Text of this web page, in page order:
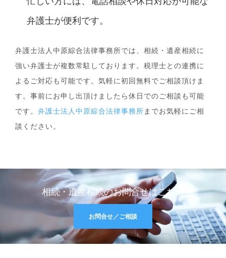
弁護士が便利です。
弁護士法人中原綜合法律事務所では、相続・遺産相続に
強い弁護士が複数常駐しております。税理士との連携に
よるご対応も可能です。気軽に初回無料でご相談頂けま
す。事前にお申し出頂けましたら休日でのご相談も可能
です。 弁護士法人中原綜合法律事務所 までお気軽にご相
談ください。
相続・遺産相続のお問合せはこちら
お問合せ／ご相談